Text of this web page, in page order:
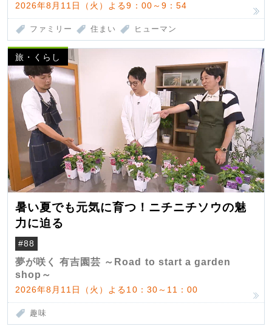
2026年8月11日（火）よる9：00～9：54
ファミリー 住まい ヒューマン
旅・くらし
暑い夏でも元気に育つ！ニチニチソウの魅
力に迫る
#88
夢が咲く 有吉園芸 ～Road to start a garden
shop～
2026年8月11日（火）よる10：30～11：00
趣味